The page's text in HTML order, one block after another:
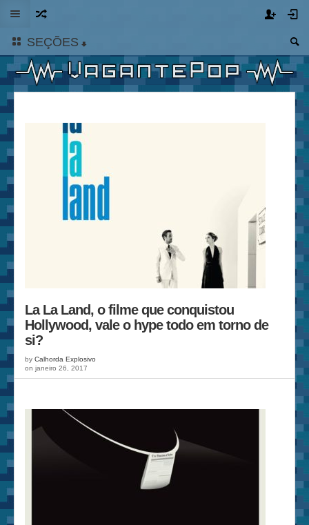
SEÇÕES
La La Land, o filme que conquistou
Hollywood, vale o hype todo em torno de
si?
by Calhorda Explosivo
on janeiro 26, 2017